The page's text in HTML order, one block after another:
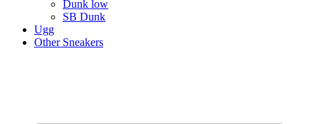
Dunk low
SB Dunk
Ugg
Other Sneakers